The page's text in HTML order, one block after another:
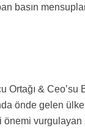
basın
Ortağı & Ceo’su
önde gelen
önemi vurgulayan